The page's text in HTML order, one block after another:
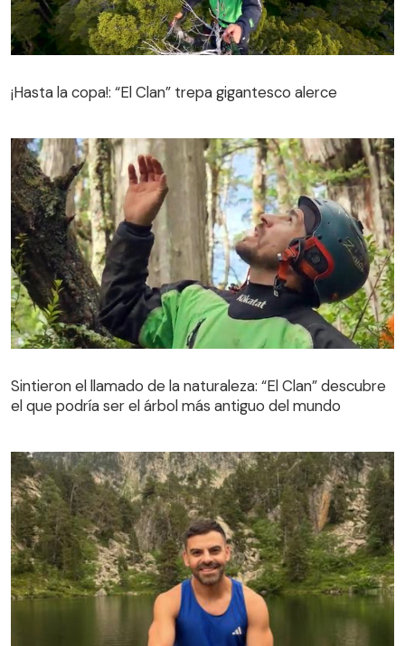
¡Hasta la copa!: “El Clan” trepa gigantesco alerce
el que podría ser el árbol más antiguo del mundo
Sintieron el llamado de la naturaleza: “El Clan” descubre
el que podría ser el árbol más antiguo del mundo